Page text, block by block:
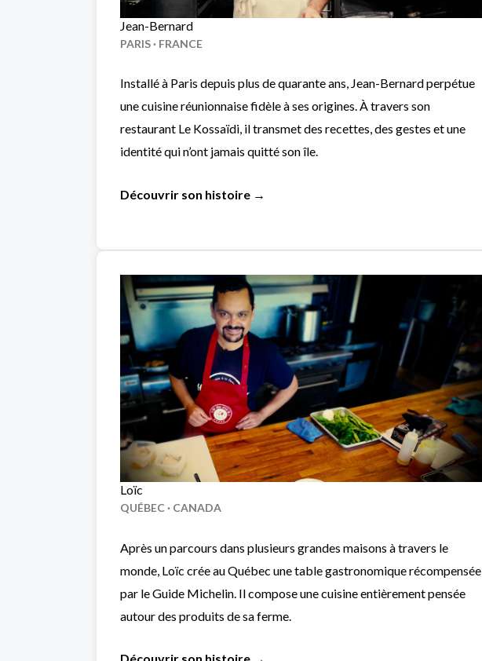
Jean-Bernard
PARIS · FRANCE
Installé à Paris depuis plus de quarante ans, Jean-Bernard perpétue
une cuisine réunionnaise fidèle à ses origines. À travers son
restaurant Le Kossaïdi, il transmet des recettes, des gestes et une
identité qui n’ont jamais quitté son île.
Découvrir son histoire →
Loïc
QUÉBEC · CANADA
Après un parcours dans plusieurs grandes maisons à travers le
monde, Loïc crée au Québec une table gastronomique récompensée
par le Guide Michelin. Il compose une cuisine entièrement pensée
autour des produits de sa ferme.